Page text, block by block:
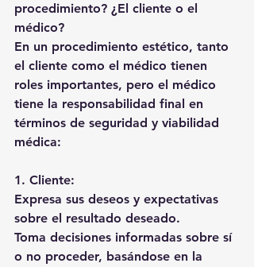
procedimiento? ¿El cliente o el
médico?
En un procedimiento estético, tanto
el cliente como el médico tienen
roles importantes, pero el médico
tiene la responsabilidad final en
términos de seguridad y viabilidad
médica:
1. Cliente:
Expresa sus deseos y expectativas
sobre el resultado deseado.
Toma decisiones informadas sobre sí
o no proceder, basándose en la